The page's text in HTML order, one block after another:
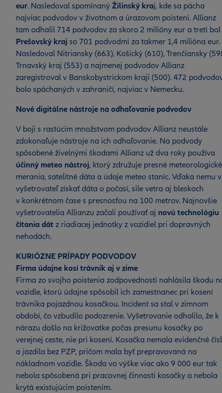
eur. Nasledoval spomínaný Žilinský kraj, kde sa pácha
najviac podvodov v životnom a úrazovom poistení. Allianz
tam odhalil 714 podvodov za skoro 2 milióny eur a tretí bol
Prešovský kraj so 701 podvodmi za takmer 1,4 milióna eur.
Nasledoval Nitriansky (663), Košický (610), Trenčiansky
Trnavský kraj (553) a najmenej podvodov Allianz
zaregistroval v Banskobystrickom kraji (500). 472
bolo spáchaných v zahraničí, najviac v Nemecku.
Nové digitálne nástroje na odhaľovanie podvodov
V boji s rastúcim množstvom podvodov Allianz neustále
zdokonaľuje nástroje na ich odhaľovanie. Na podvody
spôsobené živelnými škodami Allianz už dva roky používa
účinný meteo nástroj, ktorý združuje presné meteorologické
merania, satelitné dáta a údaje meteo staníc. Vďaka nemu
vyšetrovateľ získať dáta o počasí, sile vetra aj bleskoch
v konkrétnom čase s presnosťou na 100 metrov. Najnovšie
vyšetrovatelia Allianzu začali používať aj novú technológiu
čítania dát z riadiacej jednotky z vozidiel pri dopravných
nehodách.
KURIÓZNE PRÍPADY PODVODOV
Firma údajne kosí trávnik aj v zime
Firma zo svojho poistenia zodpovednosti nahlásila škodu
vozidle, ktorú údajne spôsobil ich zamestnanec pri kosení
trávnika pojazdnou kosačkou. Incident sa stal v zimnom
období, čo vzbudilo podozrenie. Vyšetrovanie odhalilo, že k
nárazu došlo na križovatke počas presunu kosačky po
verejnej ceste, nie pri kosení. Kosačka nemala evidenčné
a jazdila bez PZP, pričom mala byť prepravovaná na
nákladnom vozidle. Škoda vo výške viac ako 9 000 eur tak
nebola spôsobená pri pracovnej činnosti kosačky a nebola
krytá existujúcim poistením.